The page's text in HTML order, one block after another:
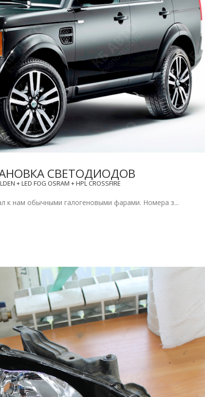
СВЕТОДИОДОВ
+ LED FOG OSRAM + HPL CROSSFIRE
к нам обычными галогеновыми фарами. Номера з...